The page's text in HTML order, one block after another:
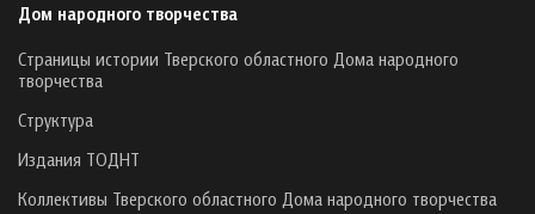
Дом народного творчества
Страницы истории Тверского областного Дома народного
творчества
Структура
Издания ТОДНТ
Коллективы Тверского областного Дома народного творчества